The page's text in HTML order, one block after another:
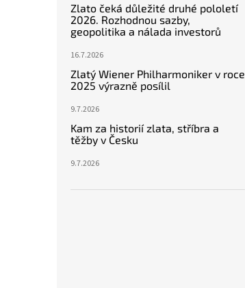
Zlato čeká důležité druhé pololetí
2026. Rozhodnou sazby,
geopolitika a nálada investorů
16.7.2026
Zlatý Wiener Philharmoniker v roce
2025 výrazně posílil
9.7.2026
Kam za historií zlata, stříbra a
těžby v Česku
9.7.2026